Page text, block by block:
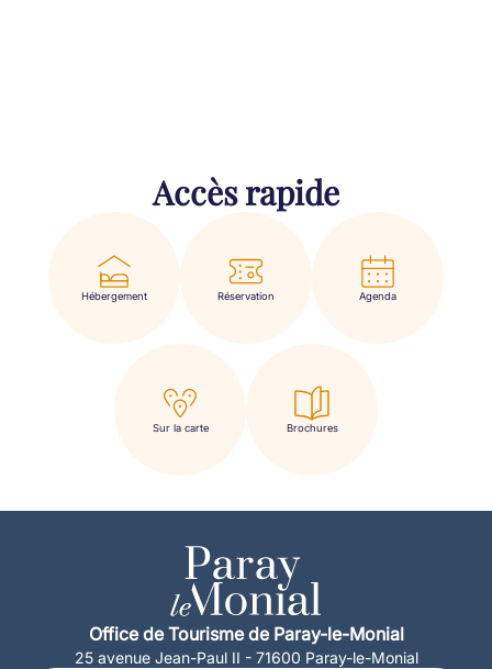
Accès rapide
Hébergement Réservation Agenda
Sur la carte Brochures
Office de Tourisme de Paray-le-Monial
25 avenue Jean-Paul II - 71600 Paray-le-Monial